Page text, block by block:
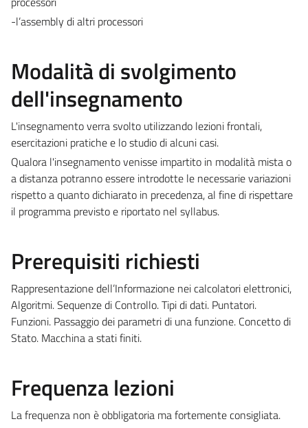
-l’assembly di altri processori
Modalità di svolgimento
dell'insegnamento
L'insegnamento verra svolto utilizzando lezioni frontali,
esercitazioni pratiche e lo studio di alcuni casi.
Qualora l'insegnamento venisse impartito in modalità mista o
a distanza potranno essere introdotte le necessarie variazioni
rispetto a quanto dichiarato in precedenza, al fine di rispettare
il programma previsto e riportato nel syllabus.
Prerequisiti richiesti
Rappresentazione dell’Informazione nei calcolatori elettronici,
Algoritmi. Sequenze di Controllo. Tipi di dati. Puntatori.
Funzioni. Passaggio dei parametri di una funzione. Concetto di
Stato. Macchina a stati finiti.
Frequenza lezioni
La frequenza non è obbligatoria ma fortemente consigliata.